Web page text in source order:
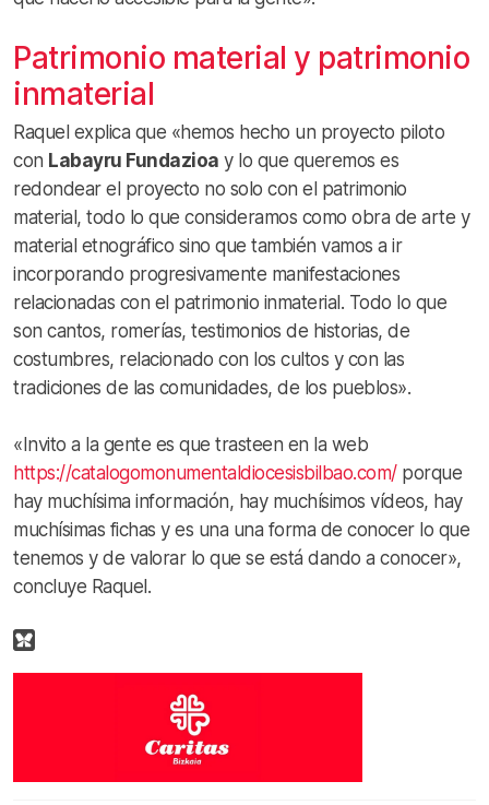
Patrimonio material y patrimonio
inmaterial
Raquel explica que «hemos hecho un proyecto piloto
con Labayru Fundazioa y lo que queremos es
redondear el proyecto no solo con el patrimonio
material, todo lo que consideramos como obra de arte y
material etnográfico sino que también vamos a ir
incorporando progresivamente manifestaciones
relacionadas con el patrimonio inmaterial. Todo lo que
son cantos, romerías, testimonios de historias, de
costumbres, relacionado con los cultos y con las
tradiciones de las comunidades, de los pueblos».
«Invito a la gente es que trasteen en la web
https://catalogomonumentaldiocesisbilbao.com/porque
hay muchísima información, hay muchísimos vídeos, hay
muchísimas fichas y es una una forma de conocer lo que
tenemos y de valorar lo que se está dando a conocer»,
concluye Raquel.